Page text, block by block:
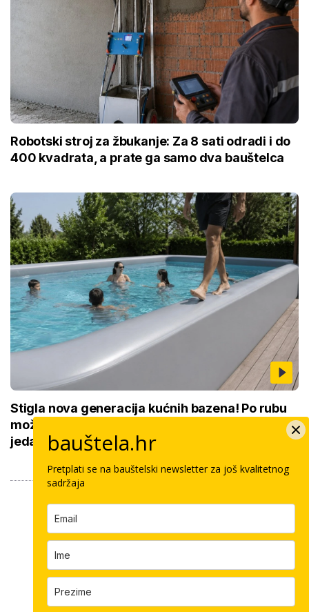
Robotski stroj za žbukanje: Za 8 sati odradi i do
400 kvadrata, a prate ga samo dva bauštelca
Stigla nova generacija kućnih bazena! Po rubu
možete hodati, a od kutije do kupanca samo
jedan satbauštela.hr
Pretplati se na bauštelski newsletter za još kvalitetnog
sadržaja